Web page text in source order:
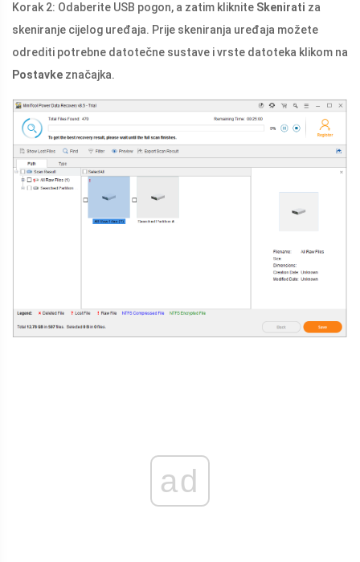
Korak 2: Odaberite USB pogon, a zatim kliknite Skenirati za
skeniranje cijelog uređaja. Prije skeniranja uređaja možete
odrediti potrebne datotečne sustave i vrste datoteka klikom na
Postavke značajka.
ad